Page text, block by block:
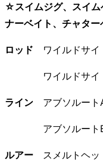
☆スイムジグ、スイム
ナーベイト、チャタ
ロッド ワイルドサイ
ワイルドサイド
ライン アブソルート
アブソルート
ルアー スメルトヘッ